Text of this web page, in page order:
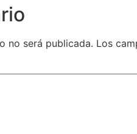
no será publicada. Los